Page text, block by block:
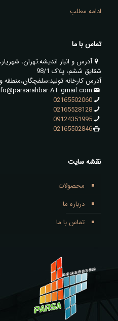
ادامه مطلب
تماس با ما
شقایق ششم، پلاک 98/1
آدرس کارخانه تولید:سلفچگان،منطقه
AT gmail.com
02165502060
02165528128
09124351995
02165502846
نقشه سایت
محصولات
درباره ما
تماس با ما